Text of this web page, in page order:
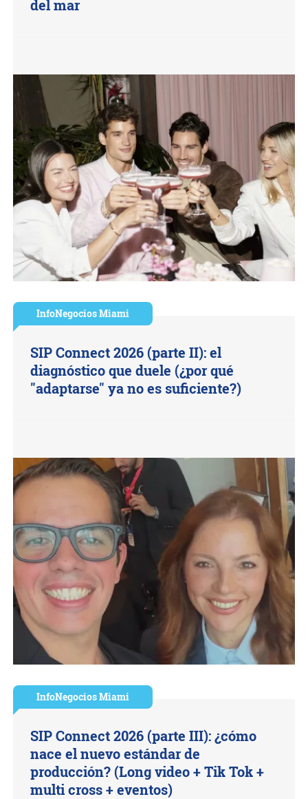
del mar
InfoNegocios Miami
SIP Connect 2026 (parte II): el
diagnóstico que duele (¿por qué
"adaptarse" ya no es suficiente?)
InfoNegocios Miami
SIP Connect 2026 (parte III): ¿cómo
nace el nuevo estándar de
producción? (Long video + Tik Tok +
multi cross + eventos)